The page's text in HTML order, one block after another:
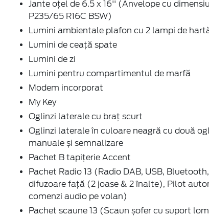
Jante oțel de 6.5 x 16'' (Anvelope cu
P235/65 R16C BSW)
Lumini ambientale plafon cu 2 lampi de
Lumini de ceață spate
Lumini de zi
Lumini pentru compartimentul de marfă
Modem incorporat
My Key
Oglinzi laterale cu braț scurt
Oglinzi laterale în culoare neagră cu două
manuale și semnalizare
Pachet B tapițerie Accent
Pachet Radio 13 (Radio DAB, USB,
difuzoare față (2 joase & 2 înalte), Pilot
comenzi audio pe volan)
Pachet scaune 13 (Scaun șofer cu suport